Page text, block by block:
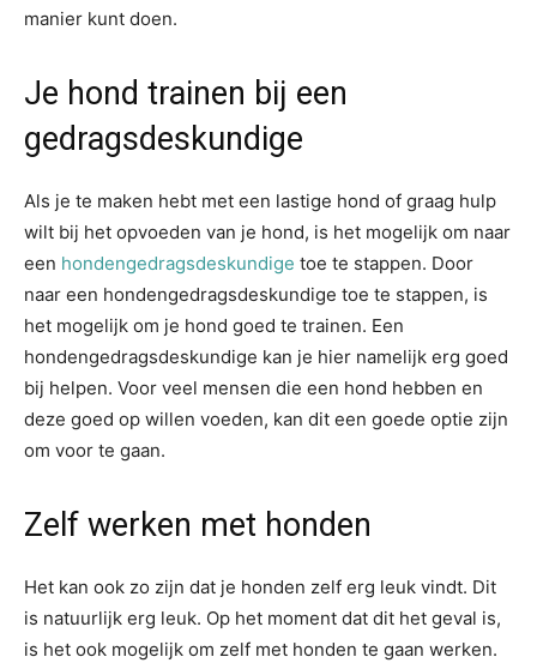
manier kunt doen.
Je hond trainen bij een
gedragsdeskundige
Als je te maken hebt met een lastige hond of graag hulp
wilt bij het opvoeden van je hond, is het mogelijk om naar
een hondengedragsdeskundige toe te stappen. Door
naar een hondengedragsdeskundige toe te stappen, is
het mogelijk om je hond goed te trainen. Een
hondengedragsdeskundige kan je hier namelijk erg goed
bij helpen. Voor veel mensen die een hond hebben en
deze goed op willen voeden, kan dit een goede optie zijn
om voor te gaan.
Zelf werken met honden
Het kan ook zo zijn dat je honden zelf erg leuk vindt. Dit
is natuurlijk erg leuk. Op het moment dat dit het geval is,
is het ook mogelijk om zelf met honden te gaan werken.